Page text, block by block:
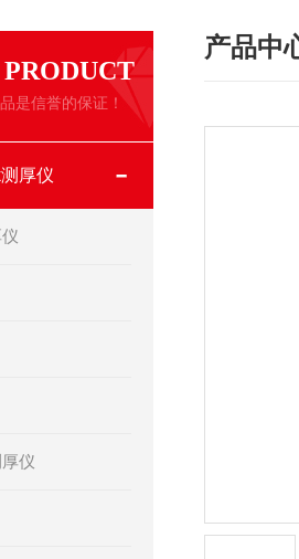
PRODUCT
是信誉的保证！
厚仪
仪
产品中